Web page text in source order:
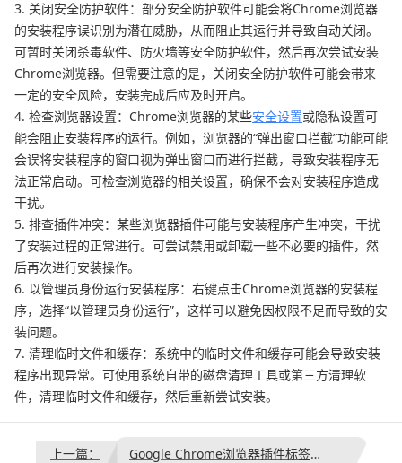
3. 关闭安全防护软件：部分安全防护软件可能会将Chrome浏览器
的安装程序误识别为潜在威胁，从而阻止其运行并导致自动关闭。
可暂时关闭杀毒软件、防火墙等安全防护软件，然后再次尝试安装
Chrome浏览器。但需要注意的是，关闭安全防护软件可能会带来
一定的安全风险，安装完成后应及时开启。
4. 检查浏览器设置：Chrome浏览器的某些安全设置或隐私设置可
能会阻止安装程序的运行。例如，浏览器的“弹出窗口拦截”功能可能
会误将安装程序的窗口视为弹出窗口而进行拦截，导致安装程序无
法正常启动。可检查浏览器的相关设置，确保不会对安装程序造成
干扰。
5. 排查插件冲突：某些浏览器插件可能与安装程序产生冲突，干扰
了安装过程的正常进行。可尝试禁用或卸载一些不必要的插件，然
后再次进行安装操作。
6. 以管理员身份运行安装程序：右键点击Chrome浏览器的安装程
序，选择“以管理员身份运行”，这样可以避免因权限不足而导致的安
装问题。
7. 清理临时文件和缓存：系统中的临时文件和缓存可能会导致安装
程序出现异常。可使用系统自带的磁盘清理工具或第三方清理软
件，清理临时文件和缓存，然后重新尝试安装。
上一篇： Google Chrome浏览器插件标签样式丢失的修复方式